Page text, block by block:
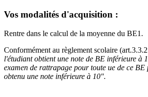
Vos modalités d'acquisition :
Rentre dans le calcul de la moyenne du BE1.
Conformément au règlement scolaire
l'étudiant obtient une note de BE inférieure à
examen de rattrapage pour toute ue de ce
obtenu une note inférieure à 10".